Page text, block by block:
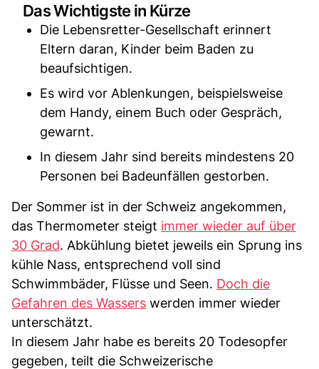
Das Wichtigste in Kürze
Die Lebensretter-Gesellschaft erinnert
Eltern daran, Kinder beim Baden zu
beaufsichtigen.
Es wird vor Ablenkungen, beispielsweise
dem Handy, einem Buch oder Gespräch,
gewarnt.
In diesem Jahr sind bereits mindestens 20
Personen bei Badeunfällen gestorben.
Der Sommer ist in der Schweiz angekommen,
das Thermometer steigt immer wieder auf über
30 Grad. Abkühlung bietet jeweils ein Sprung ins
kühle Nass, entsprechend voll sind
Schwimmbäder, Flüsse und Seen. Doch die
Gefahren des Wassers werden immer wieder
unterschätzt.
In diesem Jahr habe es bereits 20 Todesopfer
gegeben, teilt die Schweizerische